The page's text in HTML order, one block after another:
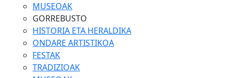
MUSEOAK
GORREBUSTO
HISTORIA ETA HERALDIKA
ONDARE ARTISTIKOA
FESTAK
TRADIZIOAK